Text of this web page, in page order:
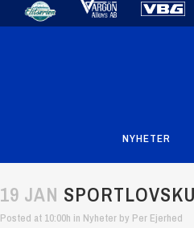
NYHETER
19 JAN
Posted at 10:00h in Nyheter by Per Ejerhed